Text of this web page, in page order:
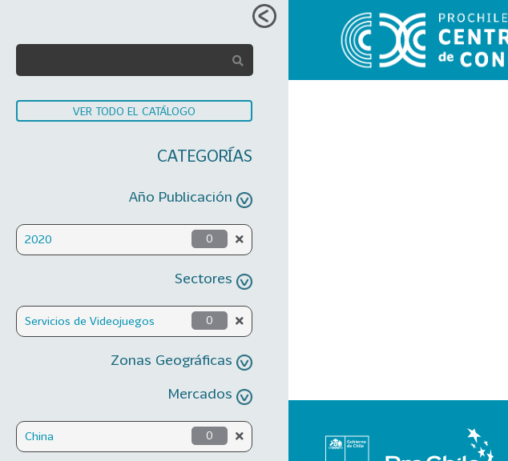
VER TODO EL CATÁLOGO
CATEGORÍAS
Año Publicación
2020 0
Sectores
Servicios de Videojuegos 0
Zonas Geográficas
Mercados
China 0